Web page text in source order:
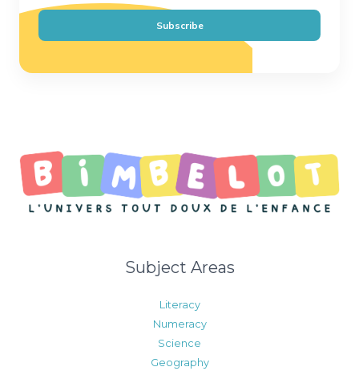
l
Subscribe
Subject Areas
Literacy
Numeracy
Science
Geography